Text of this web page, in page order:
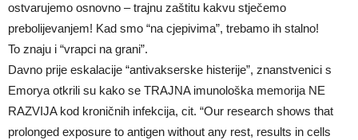
ostvarujemo osnovno – trajnu zaštitu kakvu stječemo
prebolijevanjem! Kad smo “na cjepivima”, trebamo ih stalno!
To znaju i “vrapci na grani”.
Davno prije eskalacije “antivakserske histerije”, znanstvenici s
Emorya otkrili su kako se TRAJNA imunološka memorija NE
RAZVIJA kod kroničnih infekcija, cit. “Our research shows that
prolonged exposure to antigen without any rest, results in cells